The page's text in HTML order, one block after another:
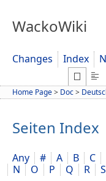
WackoWiki
Changes Index
Home Page> Doc>
Seiten Index
Any # A B C
N
O P Q R S